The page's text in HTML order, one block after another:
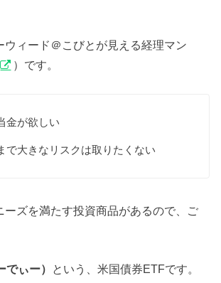
ウィード＠こびとが見える経理マン
）です。
金が欲しい
で大きなリスクは取りたくない
ーズを満たす投資商品があるので、ご
ぃー） という、米国債券ETFです。